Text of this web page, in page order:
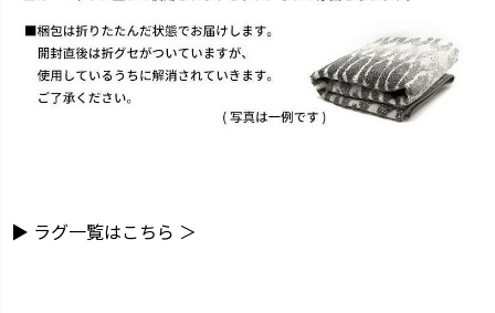
▶ ラグ一覧はこちら ＞